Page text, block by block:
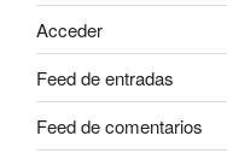
Acceder
Feed de entradas
Feed de comentarios